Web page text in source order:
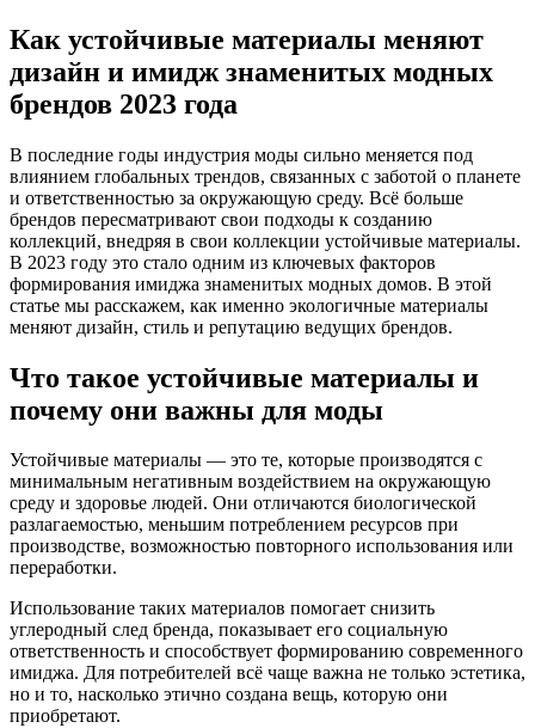
Как устойчивые материалы меняют
дизайн и имидж знаменитых модных
брендов 2023 года
В последние годы индустрия моды сильно меняется под
влиянием глобальных трендов, связанных с заботой о планете
и ответственностью за окружающую среду. Всё больше
брендов пересматривают свои подходы к созданию
коллекций, внедряя в свои коллекции устойчивые материалы.
В 2023 году это стало одним из ключевых факторов
формирования имиджа знаменитых модных домов. В этой
статье мы расскажем, как именно экологичные материалы
меняют дизайн, стиль и репутацию ведущих брендов.
Что такое устойчивые материалы и
почему они важны для моды
Устойчивые материалы — это те, которые производятся с
минимальным негативным воздействием на окружающую
среду и здоровье людей. Они отличаются биологической
разлагаемостью, меньшим потреблением ресурсов при
производстве, возможностью повторного использования или
переработки.
Использование таких материалов помогает снизить
углеродный след бренда, показывает его социальную
ответственность и способствует формированию современного
имиджа. Для потребителей всё чаще важна не только эстетика,
но и то, насколько этично создана вещь, которую они
приобретают.